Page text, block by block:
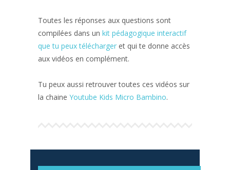
Toutes les réponses aux questions sont
compilées dans un kit pédagogique interactif
que tu peux télécharger et qui te donne accès
aux vidéos en complément.
Tu peux aussi retrouver toutes ces vidéos sur
la chaine Youtube Kids Micro Bambino.